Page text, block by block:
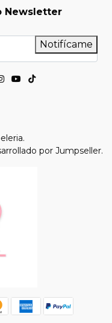
Newsletter
Notifícame
por Jumpseller.